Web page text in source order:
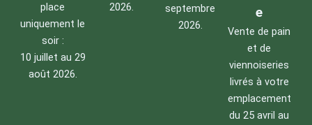
place
uniquement le
soir :
10 juillet au 29
août 2026.
2026.
septembre
2026.
e
Vente de pain
et de
viennoiseries
livrés à votre
emplacement
du 25 avril au